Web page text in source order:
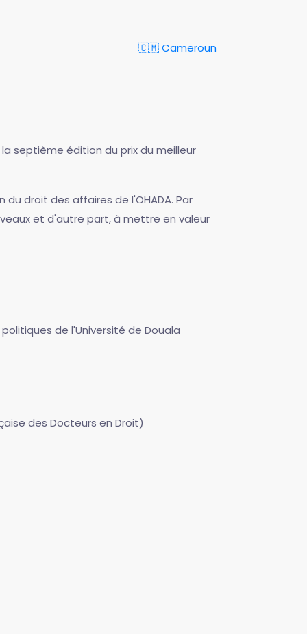
🇨🇲 Cameroun
septième édition du prix du meilleur
droit des affaires de l'OHADA. Par
et d'autre part, à mettre en valeur
de l'Université de Douala
des Docteurs en Droit)